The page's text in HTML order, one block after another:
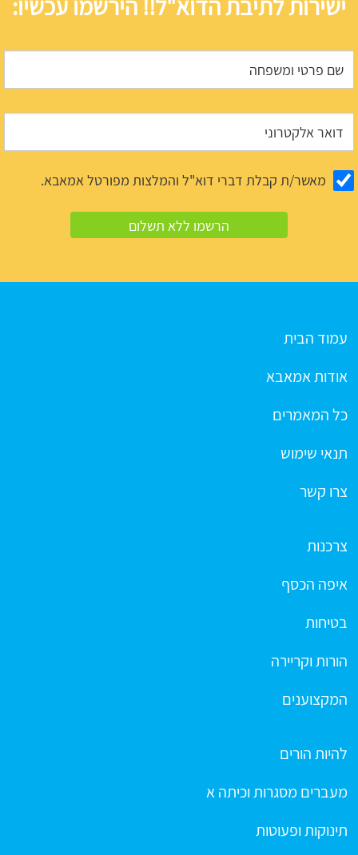
ישירות לתיבת הדוא"ל!! הירשמו עכשיו:
מאשר/ת קבלת דברי דוא"ל והמלצות מפורטל אמאבא.
עמוד הבית
אודות אמאבא
כל המאמרים
תנאי שימוש
צרו קשר
צרכנות
איפה הכסף
בטיחות
הורות וקריירה
המקצוענים
להיות הורים
מעברים מסגרות וכיתה א
תינוקות ופעוטות